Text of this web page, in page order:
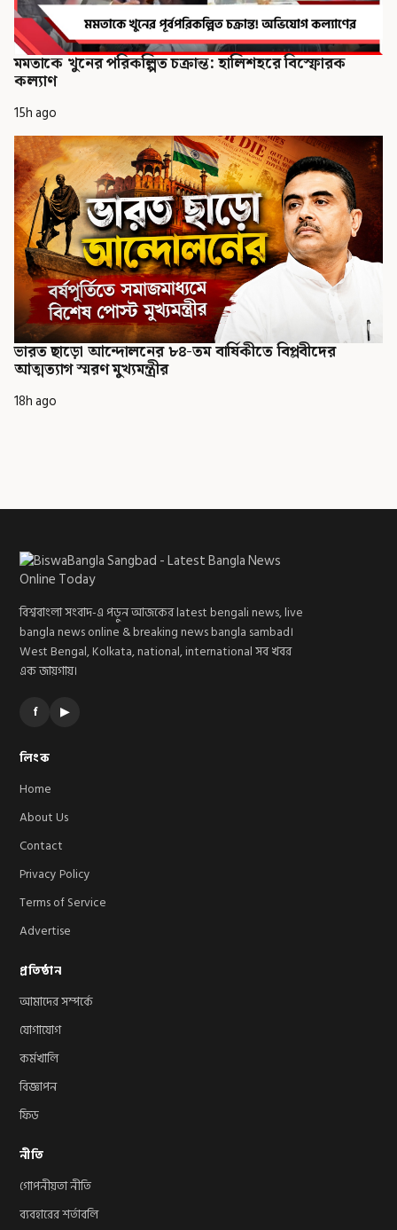
মমতাকে খুনের পরিকল্পিত চক্রান্ত: হালিশহরে বিস্ফোরক
কল্যাণ
15h ago
ভারত ছাড়ো আন্দোলনের ৮৪-তম বার্ষিকীতে বিপ্লবীদের
আত্মত্যাগ স্মরণ মুখ্যমন্ত্রীর
18h ago
বিশ্ববাংলা সংবাদ-এ পড়ুন আজকের latest bengali news, live
bangla news online & breaking news bangla sambad।
West Bengal, Kolkata, national, international সব খবর
এক জায়গায়।
f ▶
লিংক
Home
About Us
Contact
Privacy Policy
Terms of Service
Advertise
প্রতিষ্ঠান
আমাদের সম্পর্কে
যোগাযোগ
কর্মখালি
বিজ্ঞাপন
ফিড
নীতি
গোপনীয়তা নীতি
ব্যবহারের শর্তাবলি